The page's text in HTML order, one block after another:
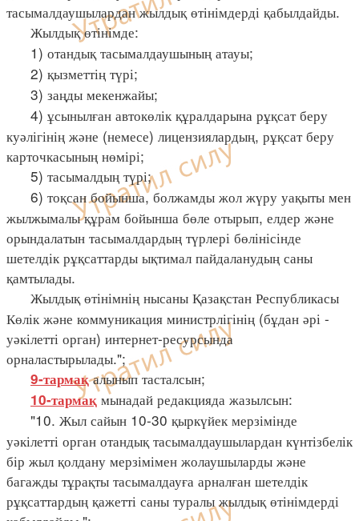
тасымалдаушылардан жылдық өтінімдерді қабылдайды.
Жылдық өтінімде:
1) отандық тасымалдаушының атауы;
2) қызметтің түрі;
3) заңды мекенжайы;
4) ұсынылған автокөлік құралдарына рұқсат беру
куәлігінің және (немесе) лицензиялардың, рұқсат беру
карточкасының нөмірі;
5) тасымалдың түрі;
6) тоқсан бойынша, болжамды жол жүру уақыты мен
жылжымалы құрам бойынша бөле отырып, елдер және
орындалатын тасымалдардың түрлері бөлінісінде
шетелдік рұқсаттарды ықтимал пайдаланудың саны
қамтылады.
Жылдық өтінімнің нысаны Қазақстан Республикасы
Көлік және коммуникация министрлігінің (бұдан әрі -
уәкілетті орган) интернет-ресурсында
орналастырылады.";
9-тармақалынып тасталсын;
10-тармақмынадай редакцияда жазылсын:
"10. Жыл сайын 10-30 қыркүйек мерзімінде
уәкілетті орган отандық тасымалдаушылардан күнтізбелік
бір жыл қолдану мерзімімен жолаушыларды және
багажды тұрақты тасымалдауға арналған шетелдік
рұқсаттардың қажетті саны туралы жылдық өтінімдерді